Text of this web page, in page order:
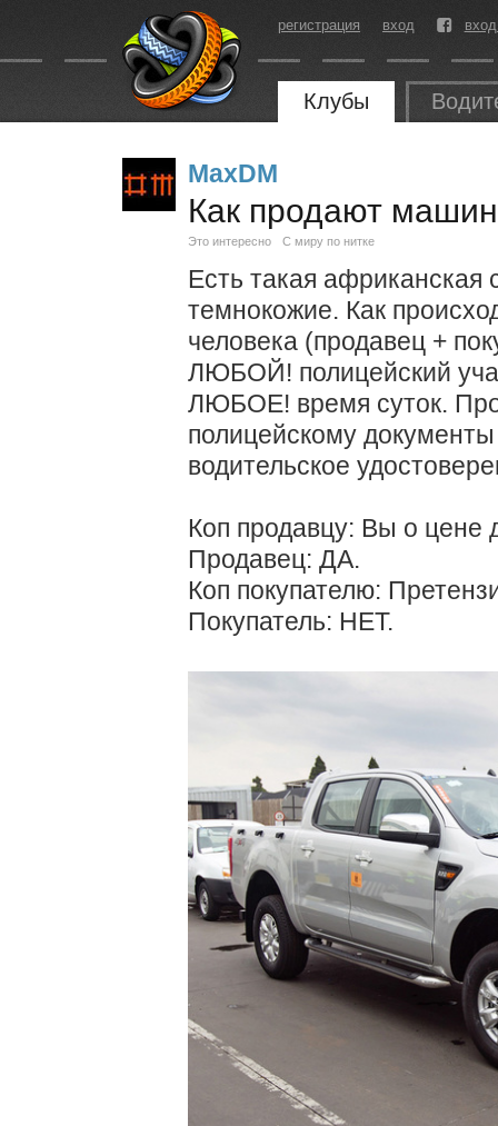
регистрация вход
Клубы
MaxDM
Как продают
Это интересно С миру по нитке
Есть такая
темнокожие. Как
человека (продавец +
ЛЮБОЙ! полицейский
ЛЮБОЕ! время суток.
полицейскому
водительское
Коп продавцу: Вы о цене
Продавец: ДА.
Коп покупателю:
Покупатель: НЕТ.